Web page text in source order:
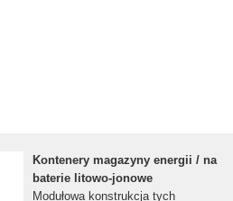
Kontenery magazyny energii / na
baterie litowo-jonowe
Modułowa konstrukcja tych